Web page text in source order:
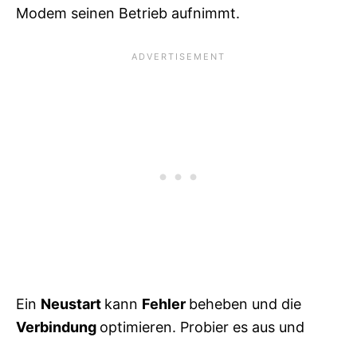
Modem seinen Betrieb aufnimmt.
Ein Neustart kann Fehler beheben und die
Verbindung optimieren. Probier es aus und